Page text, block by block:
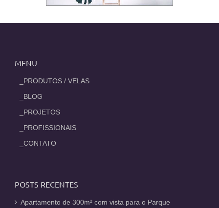
MENU
_PRODUTOS / VELAS
_BLOG
_PROJETOS
_PROFISSIONAIS
_CONTATO
POSTS RECENTES
Apartamento de 300m² com vista para o Parque